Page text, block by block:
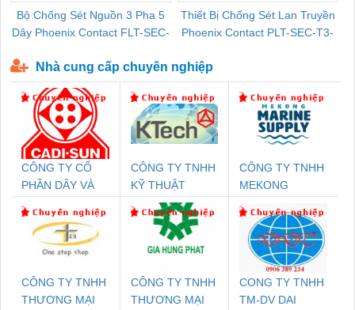
Bộ Chống Sét Nguồn 3 Pha 5
Dây Phoenix Contact FLT-SEC-
Thiết Bị Chống Sét Lan Truyền
Phoenix Contact PLT-SEC-T3-
Nhà cung cấp chuyên nghiệp
CÔNG TY CỔ
PHẦN DÂY VÀ
THƯỢNG ĐÌNH
CÔNG TY TNHH
KỸ THUẬT
KTECH VIỆT
NAM
CÔNG TY TNHH
MEKONG
SUPPLY
CÔNG TY TNHH
THƯƠNG MẠI
CÔNG TY TNHH
THƯƠNG MẠI
CONG TY TNHH
TM-DV DAI